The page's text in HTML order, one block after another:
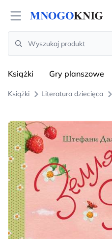
Open menu
Search
Książki Gry planszowe
Książki Literatura dziecięca